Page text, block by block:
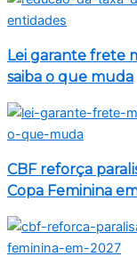
Lei garante frete
saiba o que muda
CBF reforça
Copa Feminina